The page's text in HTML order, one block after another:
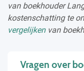
van boekhouder
kostenschatting te
vergelijkenvan
Vragen over